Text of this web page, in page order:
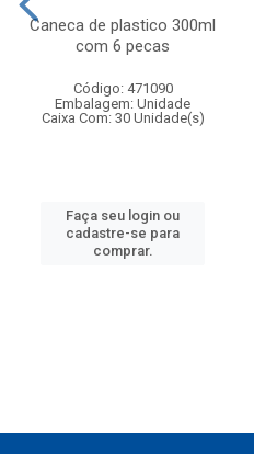
Caneca de plastico 300ml
com 6 pecas
Código: 471090
Embalagem: Unidade
Caixa Com: 30 Unidade(s)
Faça seu login ou
cadastre-se para
comprar.